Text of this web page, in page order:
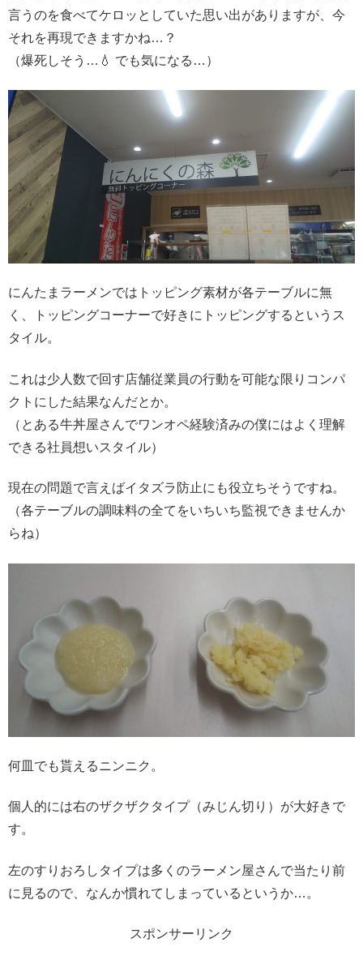
言うのを食べてケロッとしていた思い出がありますが、今
それを再現できますかね…？
（爆死しそう…💧 でも気になる…）
にんたまラーメンではトッピング素材が各テーブルに無
く、トッピングコーナーで好きにトッピングするというス
タイル。
これは少人数で回す店舗従業員の行動を可能な限りコンパ
クトにした結果なんだとか。
（とある牛丼屋さんでワンオペ経験済みの僕にはよく理解
できる社員想いスタイル）
現在の問題で言えばイタズラ防止にも役立ちそうですね。
（各テーブルの調味料の全てをいちいち監視できませんか
らね）
何皿でも貰えるニンニク。
個人的には右のザクザクタイプ（みじん切り）が大好きで
す。
左のすりおろしタイプは多くのラーメン屋さんで当たり前
に見るので、なんか慣れてしまっているというか…。
スポンサーリンク